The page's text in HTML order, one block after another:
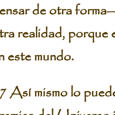
de otra
realidad, porque
este mundo.
Así mismo lo